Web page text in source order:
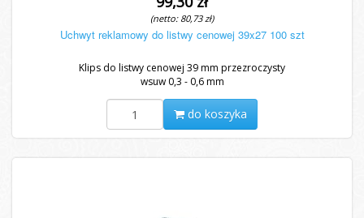
(netto: 80,73 zł)
Uchwyt reklamowy do listwy cenowej 39x27 100 szt
Klips do listwy cenowej 39 mm przezroczysty
wsuw 0,3 - 0,6 mm
do koszyka